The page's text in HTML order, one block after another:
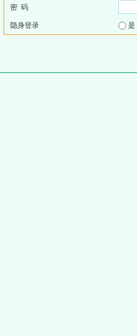
密 码
隐身登录